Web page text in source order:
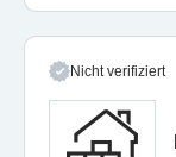
Nicht verifiziert